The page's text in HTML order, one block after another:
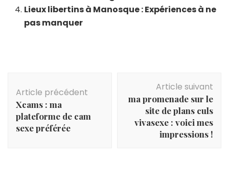
Lieux libertins à Manosque : Expériences à ne
pas manquer
d'article
Article précédent
Xcams : ma
plateforme de cam
sexe préférée
Article suivant
ma promenade sur le
site de plans culs
vivasexe : voici mes
impressions !